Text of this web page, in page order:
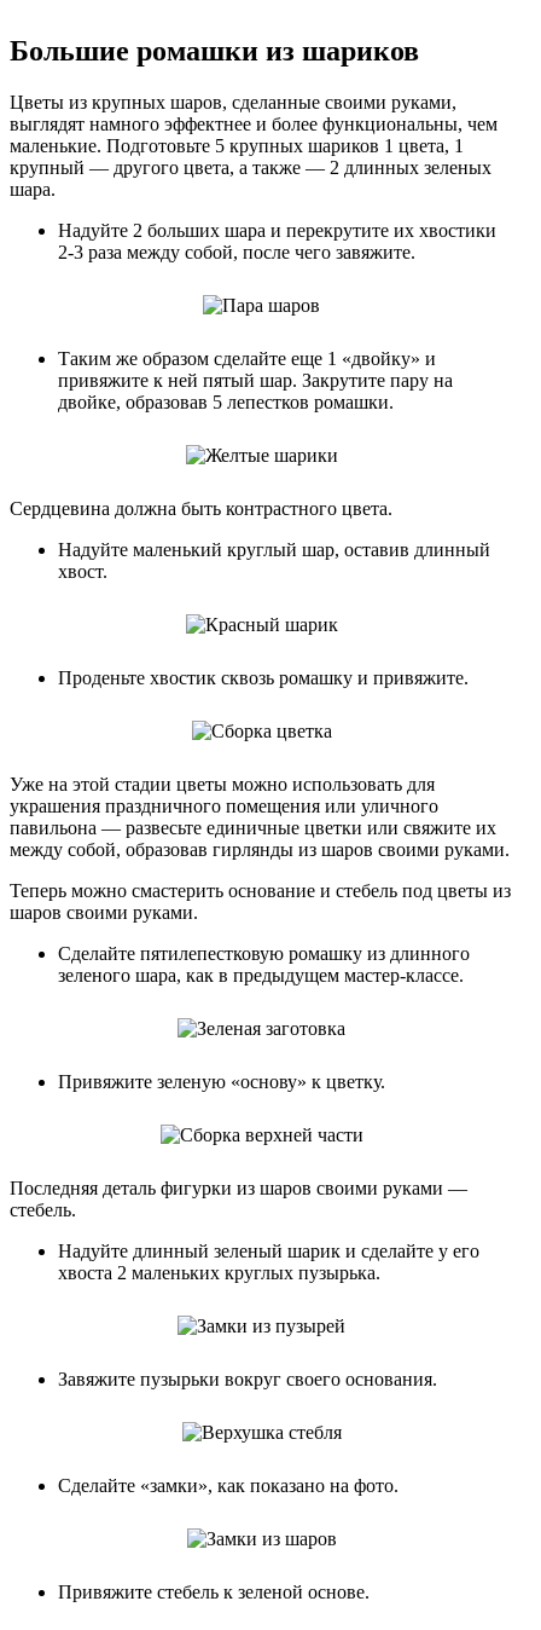
Большие ромашки из шариков
Цветы из крупных шаров, сделанные своими руками,
выглядят намного эффектнее и более функциональны, чем
маленькие. Подготовьте 5 крупных шариков 1 цвета, 1
крупный — другого цвета, а также — 2 длинных зеленых
шара.
Надуйте 2 больших шара и перекрутите их хвостики
2-3 раза между собой, после чего завяжите.
Таким же образом сделайте еще 1 «двойку» и
привяжите к ней пятый шар. Закрутите пару на
двойке, образовав 5 лепестков ромашки.
Сердцевина должна быть контрастного цвета.
Надуйте маленький круглый шар, оставив длинный
хвост.
Проденьте хвостик сквозь ромашку и привяжите.
Уже на этой стадии цветы можно использовать для
украшения праздничного помещения или уличного
павильона — развесьте единичные цветки или свяжите их
между собой, образовав гирлянды из шаров своими руками.
Теперь можно смастерить основание и стебель под цветы из
шаров своими руками.
Сделайте пятилепестковую ромашку из длинного
зеленого шара, как в предыдущем мастер-классе.
Привяжите зеленую «основу» к цветку.
Последняя деталь фигурки из шаров своими руками —
стебель.
Надуйте длинный зеленый шарик и сделайте у его
хвоста 2 маленьких круглых пузырька.
Завяжите пузырьки вокруг своего основания.
Сделайте «замки», как показано на фото.
Привяжите стебель к зеленой основе.